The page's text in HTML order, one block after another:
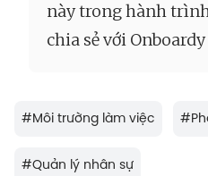
này trong hành
chia sẻ với
#Môi trường làm việc #
#Quản lý nhân sự